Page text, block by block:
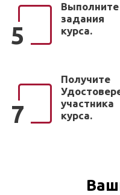
5
Выполните
задания
курса.
7
Получите
участника
курса.